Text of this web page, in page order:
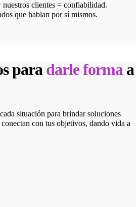
nuestros clientes = confiabilidad.
que hablan por sí mismos.
para darle forma a
situación para brindar soluciones
con tus objetivos, dando vida a